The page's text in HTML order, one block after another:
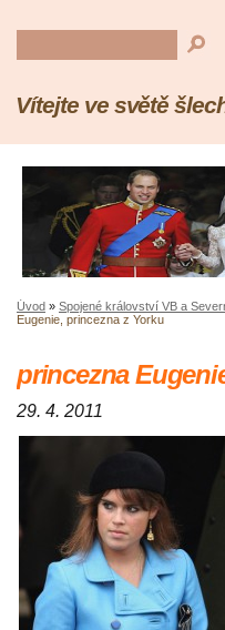
Vítejte ve světě
Úvod » Spojené království VB a
Eugenie, princezna z Yorku
princezna
29. 4. 2011